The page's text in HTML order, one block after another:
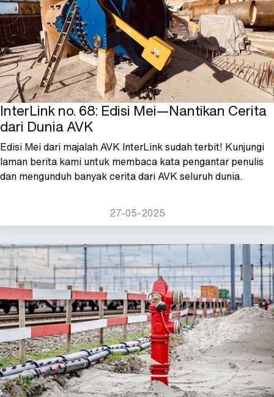
InterLink no. 68: Edisi Mei—Nantikan Cerita
dari Dunia AVK
Edisi Mei dari majalah AVK InterLink sudah terbit! Kunjungi
laman berita kami untuk membaca kata pengantar penulis
dan mengunduh banyak cerita dari AVK seluruh dunia.
27-05-2025